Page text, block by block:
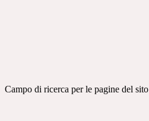
Campo di ricerca per le pagine del sito